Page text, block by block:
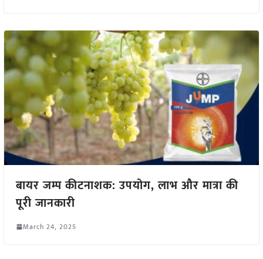
बायर जम्प कीटनाशक: उपयोग, लाभ और मात्रा की
पूरी जानकारी
March 24, 2025